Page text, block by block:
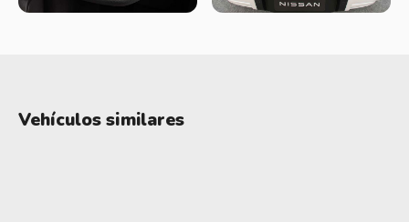
avanzado: control crucero adaptativo, mantenimiento de
Vehículos similares